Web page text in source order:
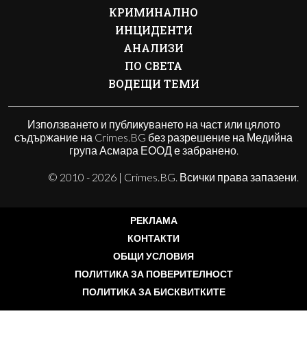
КРИМИНАЛНО
ИНЦИДЕНТИ
АНАЛИЗИ
ПО СВЕТА
ВОДЕЩИ ТЕМИ
Използването и публикуването на част или цялото
съдържание на Crimes.BG без разрешение на Медийна
група Асмара ЕООД е забранено.
© 2010 - 2026 | Crimes.BG. Всички права запазени.
РЕКЛАМА
КОНТАКТИ
ОБЩИ УСЛОВИЯ
ПОЛИТИКА ЗА ПОВЕРИТЕЛНОСТ
ПОЛИТИКА ЗА БИСКВИТКИТЕ